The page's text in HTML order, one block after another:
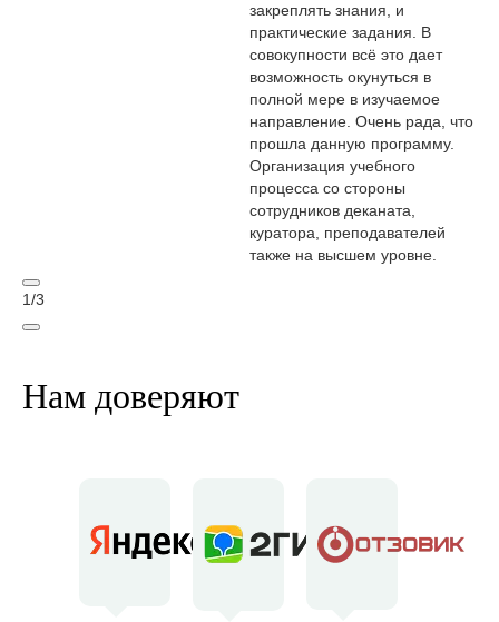
закреплять знания, и
практические задания. В
совокупности всё это дает
возможность окунуться в
полной мере в изучаемое
направление. Очень рада, что
прошла данную программу.
Организация учебного
процесса со стороны
сотрудников деканата,
куратора, преподавателей
также на высшем уровне.
1/3
Нам доверяют